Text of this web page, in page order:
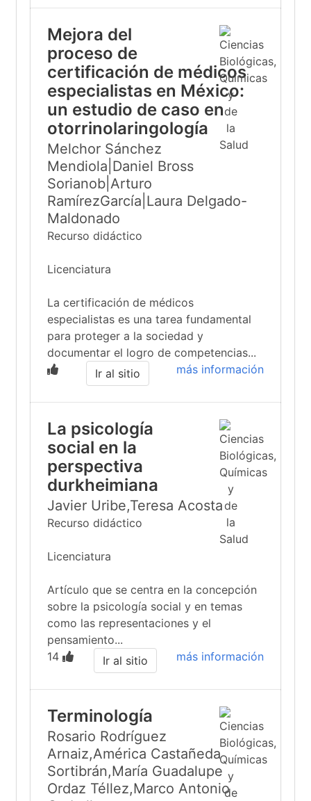
Mejora del
proceso de
certificación de médicos
especialistas en México:
un estudio de caso en
otorrinolaringología
Melchor Sánchez
Mendiola|Daniel Bross
Sorianob|Arturo
RamírezGarcía|Laura Delgado-
Maldonado
Recurso didáctico
Licenciatura
La certificación de médicos
especialistas es una tarea fundamental
para proteger a la sociedad y
documentar el logro de competencias...
más información
Ir al sitio
La psicología
social en la
perspectiva
durkheimiana
Javier Uribe,Teresa Acosta
Recurso didáctico
Licenciatura
Artículo que se centra en la concepción
sobre la psicología social y en temas
como las representaciones y el
pensamiento...
14
más información
Ir al sitio
Terminología
Rosario Rodríguez
Arnaiz,América Castañeda
Sortibrán,María Guadalupe
Ordaz Téllez,Marco Antonio